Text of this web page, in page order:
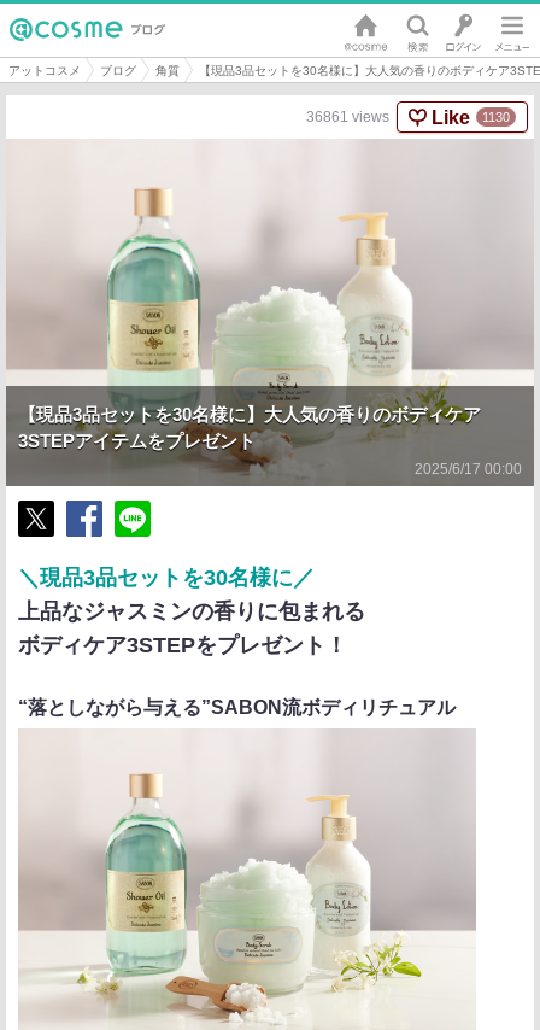
アットコスメ ブログ 角質 【現品3品セットを30名様に】大人気の香りのボディケア
36861 views Like 1130
【現品3品セットを30名様に】大人気の香りのボディケア
3STEPアイテムをプレゼント
2025/6/17 00:00
ス
ト
ェ
る
＼現品3品セットを30名様に／
上品なジャスミンの香りに包まれる
ボディケア3STEPをプレゼント！
“落としながら与える”SABON流ボディリチュアル